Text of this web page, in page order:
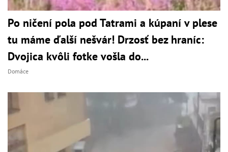
Po ničení pola pod Tatrami a kúpaní v plese
tu máme ďalší nešvár! Drzosť bez hraníc:
Dvojica kvôli fotke vošla do...
Domáce